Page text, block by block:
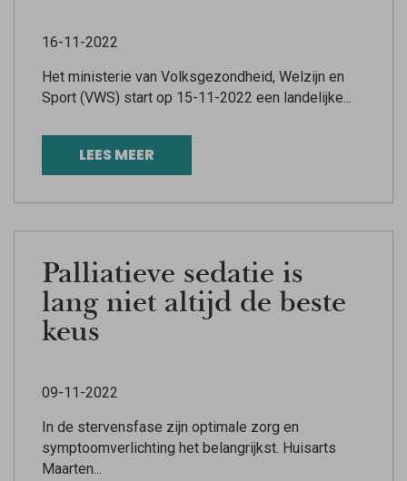
16-11-2022
Het ministerie van Volksgezondheid, Welzijn en
Sport (VWS) start op 15-11-2022 een landelijke...
LEES MEER
Palliatieve sedatie is
lang niet altijd de beste
keus
09-11-2022
In de stervensfase zijn optimale zorg en
symptoomverlichting het belangrijkst. Huisarts
Maarten...